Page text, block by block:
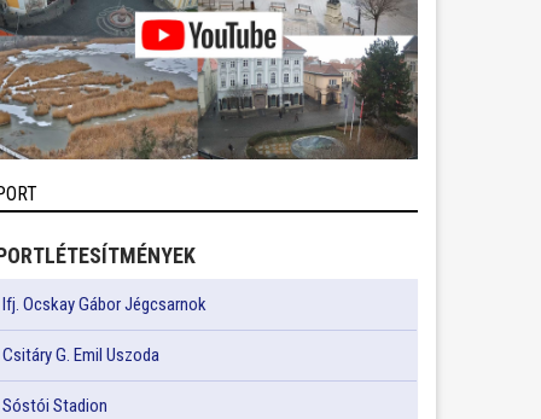
Ifj. Ocskay Gábor Jégcsarnok
Csitáry G. Emil Uszoda
Sóstói Stadion